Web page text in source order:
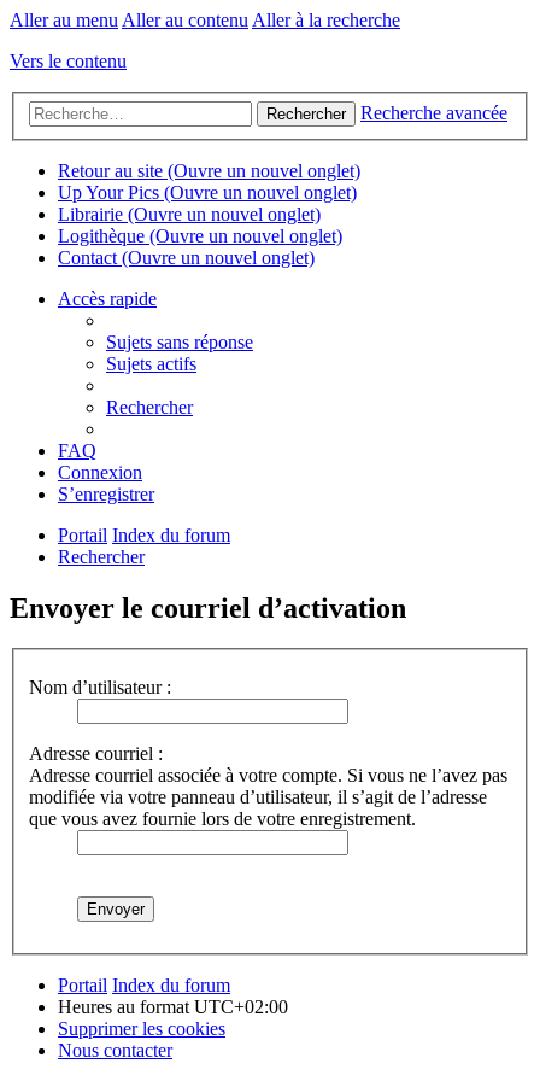
Aller au menu Aller au contenu Aller à la recherche
Vers le contenu
Rechercher Recherche avancée
Retour au site (Ouvre un nouvel onglet)
Up Your Pics (Ouvre un nouvel onglet)
Librairie (Ouvre un nouvel onglet)
Logithèque (Ouvre un nouvel onglet)
Contact (Ouvre un nouvel onglet)
Accès rapide
Sujets sans réponse
Sujets actifs
Rechercher
FAQ
Connexion
S’enregistrer
Portail Index du forum
Rechercher
Envoyer le courriel d’activation
Nom d’utilisateur :
Adresse courriel :
Adresse courriel associée à votre compte. Si vous ne l’avez pas
modifiée via votre panneau d’utilisateur, il s’agit de l’adresse
que vous avez fournie lors de votre enregistrement.
Portail Index du forum
Heures au format UTC+02:00
Supprimer les cookies
Nous contacter